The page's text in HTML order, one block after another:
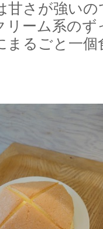
さが強いの
リーム系の
まるごと一